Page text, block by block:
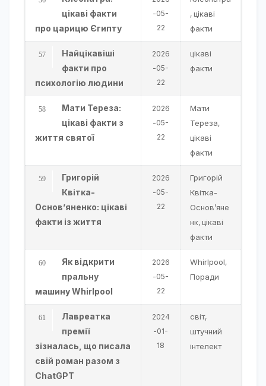
цікаві факти
про царицю Єгипту
-05-
22
, цікаві
факти
Найцікавіші
факти про
психологію людини
2026
-05-
22
цікаві
факти
Мати Тереза:
цікаві факти з
життя святої
2026
-05-
22
Мати
Тереза,
цікаві
факти
Григорій
Квітка-
Основ’яненко: цікаві
факти із життя
2026
-05-
22
Григорій
Квітка-
Основ’яне
нк, цікаві
факти
Як відкрити
пральну
машину Whirlpool
2026
-05-
22
Whirlpool,
Поради
Лавреатка
премії
зізналась, що писала
свій роман разом з
ChatGPT
2024
-01-
18
світ,
штучний
інтелект